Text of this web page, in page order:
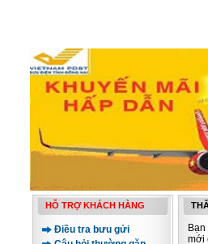
HỖ TRỢ KHÁCH HÀNG
Điều tra bưu gửi
mới